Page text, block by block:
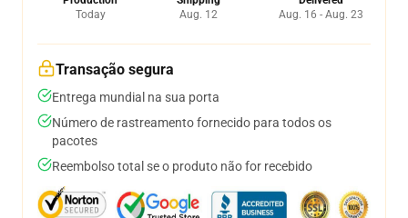
Today
Aug. 12
Aug. 16 - Aug. 23
Transação segura
Entrega mundial na sua porta
Número de rastreamento fornecido para todos os
pacotes
Reembolso total se o produto não for recebido